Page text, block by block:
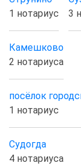
1 нотариус
3
Камешково
2 нотариуса
посёлок
1 нотариус
Судогда
4 нотариуса